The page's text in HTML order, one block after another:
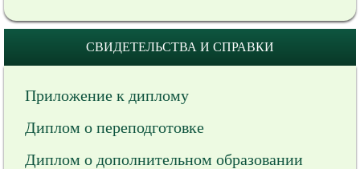
СВИДЕТЕЛЬСТВА И СПРАВКИ
Приложение к диплому
Диплом о переподготовке
Диплом о дополнительном образовании